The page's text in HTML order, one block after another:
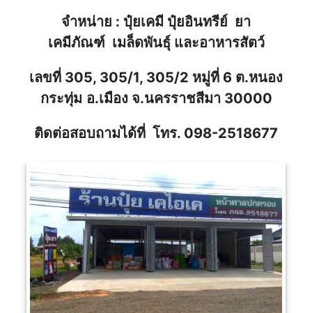
จำหน่าย : ปุ๋ยเคมี ปุ๋ยอินทรีย์ ยา
เคมีภัณฑ์ เมล็ดพันธ์ุ และอาหารสัตว์
เลขที่ 305, 305/1, 305/2 หมู่ที่ 6 ต.หนอง
กระทุ่ม อ.เมือง จ.นครราชสีมา 30000
ติดต่อสอบถามได้ที่ โทร. 098-2518677